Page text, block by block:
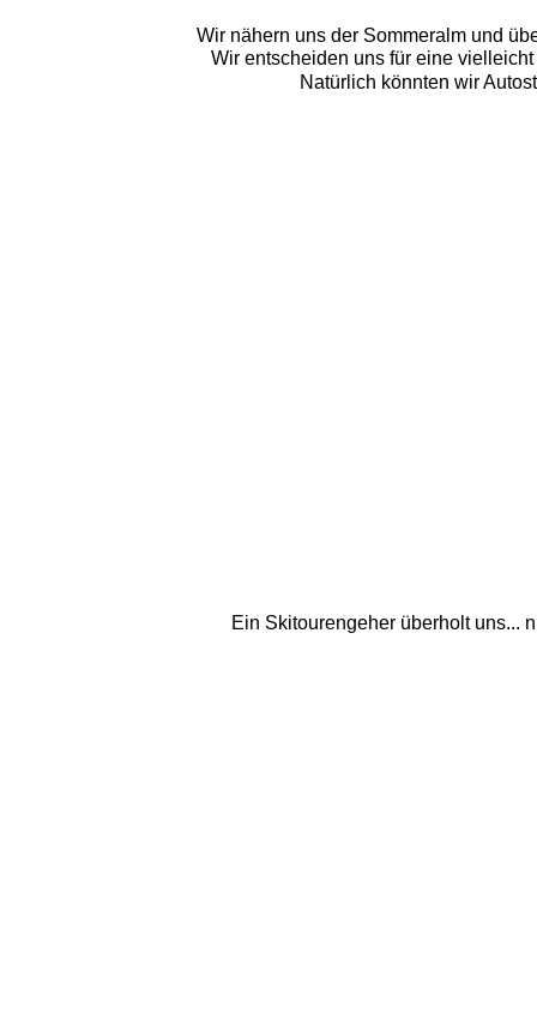
Wir nähern uns der Sommeralm und
Wir entscheiden uns für eine
Natürlich könnten wir
Ein Skitourengeher überholt uns...